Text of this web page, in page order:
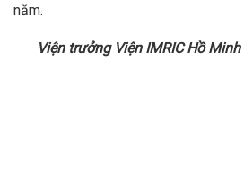
năm.
Viện trưởng Viện IMRIC Hồ